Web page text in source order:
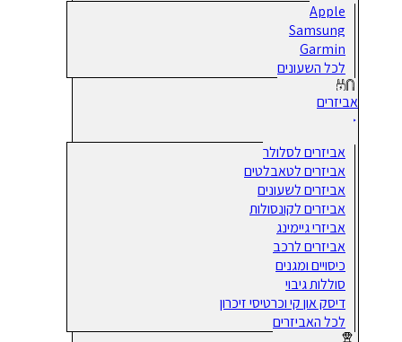
Apple
Samsung
Garmin
לכל השעונים
אביזרים
אביזרים לסלולר
אביזרים לטאבלטים
אביזרים לשעונים
אביזרים לקונסולות
אביזרי גיימינג
אביזרים לרכב
כיסויים ומגנים
סוללות גיבוי
דיסק און קי וכרטיסי זיכרון
לכל האביזרים